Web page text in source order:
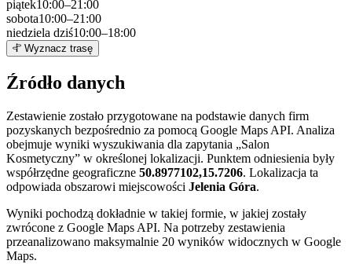
piątek10:00–21:00
sobota10:00–21:00
niedziela dziś10:00–18:00
+
−
Wyznacz trasę
Źródło danych
Zestawienie zostało przygotowane na podstawie danych firm
pozyskanych bezpośrednio za pomocą Google Maps API. Analiza
obejmuje wyniki wyszukiwania dla zapytania „Salon
Kosmetyczny” w określonej lokalizacji. Punktem odniesienia były
współrzędne geograficzne 50.8977102,15.7206. Lokalizacja ta
odpowiada obszarowi miejscowości Jelenia Góra.
Wyniki pochodzą dokładnie w takiej formie, w jakiej zostały
zwrócone z Google Maps API. Na potrzeby zestawienia
przeanalizowano maksymalnie 20 wyników widocznych w Google
Maps.